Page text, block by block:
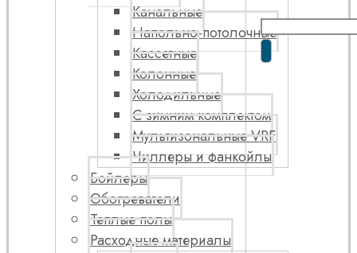
Канальные
Напольно-потолочные
Кассетные
Колонные
Холодильные
С зимним комплектом
Мультизональные VRF
Чиллеры и фанкойлы
Бойлеры
Обогреватели
Теплые полы
Расходные материалы